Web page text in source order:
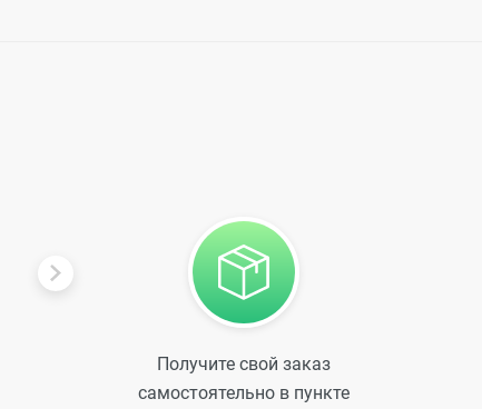
Получите свой заказ
самостоятельно в пункте